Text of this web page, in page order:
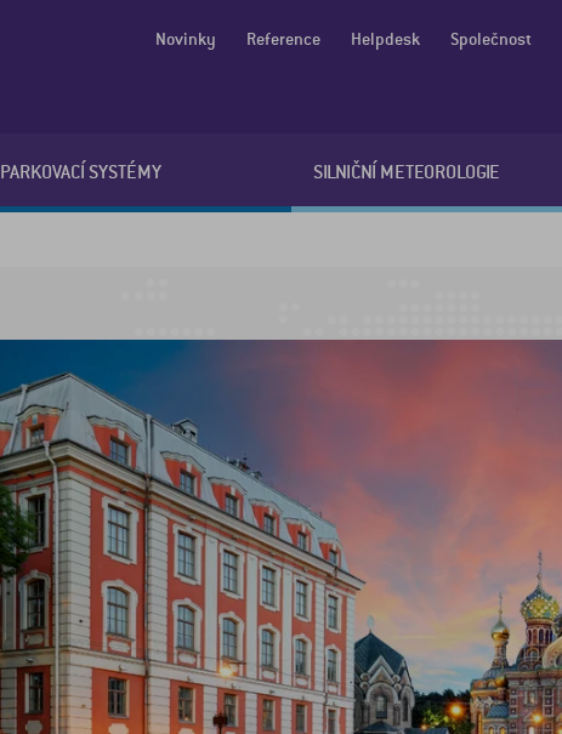
PARKOVACÍ SYSTÉMY SILNIČNÍ METEOROLOGIE
Novinky Reference Helpdesk Společnost